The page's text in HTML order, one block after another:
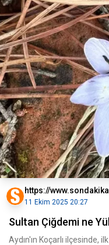
https://
11 Ekim 2025 20:27
Sultan Çiğdemi ne
Aydın'ın Koçarlı ilçesinde,